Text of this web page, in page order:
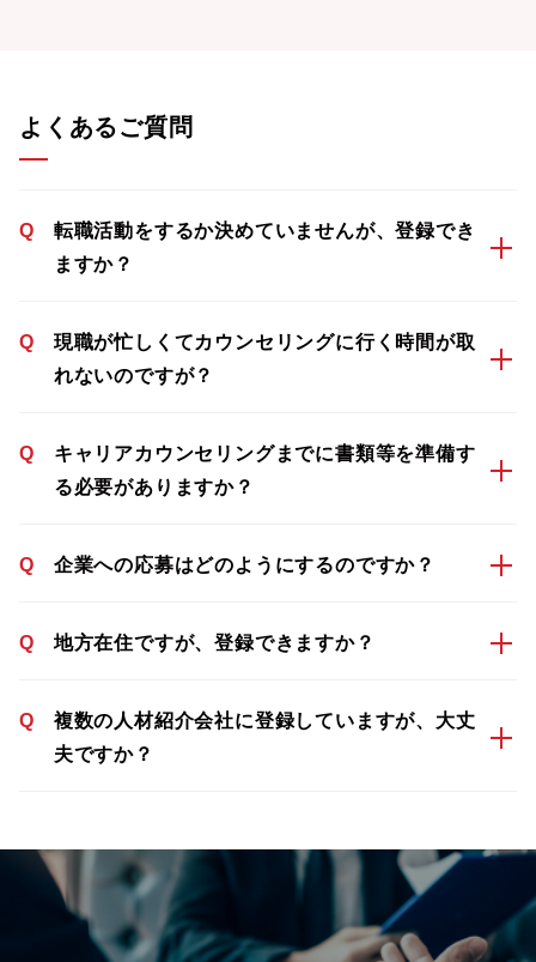
よくあるご質問
Q
転職活動をするか決めていませんが、登録でき
ますか？
Q
現職が忙しくてカウンセリングに行く時間が取
れないのですが？
Q
キャリアカウンセリングまでに書類等を準備す
る必要がありますか？
Q 企業への応募はどのようにするのですか？
Q 地方在住ですが、登録できますか？
Q
複数の人材紹介会社に登録していますが、大丈
夫ですか？